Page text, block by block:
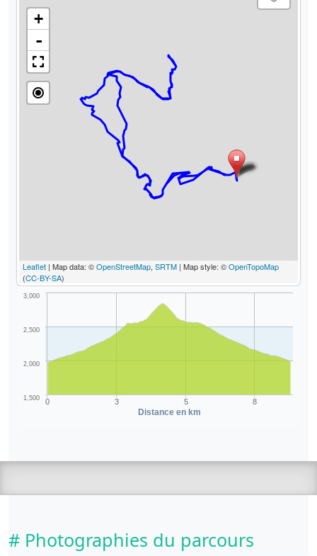
+
-
Leaflet | Map data: ©OpenStreetMap, SRTM | Map style: ©OpenTopoMap
(CC-BY-SA)
Distance en km
0 3 5 8
1,500
2,000
2,500
3,000
# Photographies du parcours